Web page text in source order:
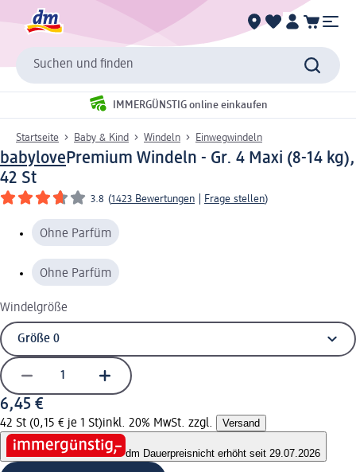
Suchen und finden
IMMERGÜNSTIG online einkaufen
Startseite Baby & Kind Windeln Einwegwindeln
babylovePremium Windeln - Gr. 4 Maxi (8-14 kg),
42 St
3.8 (1423 Bewertungen Frage stellen)
Ohne Parfüm
Ohne Parfüm
Windelgröße
6,45 €
42 St (0,15 € je 1 St)inkl. 20% MwSt. zzgl. Versand
dm Dauerpreisnicht erhöht seit 29.07.2026